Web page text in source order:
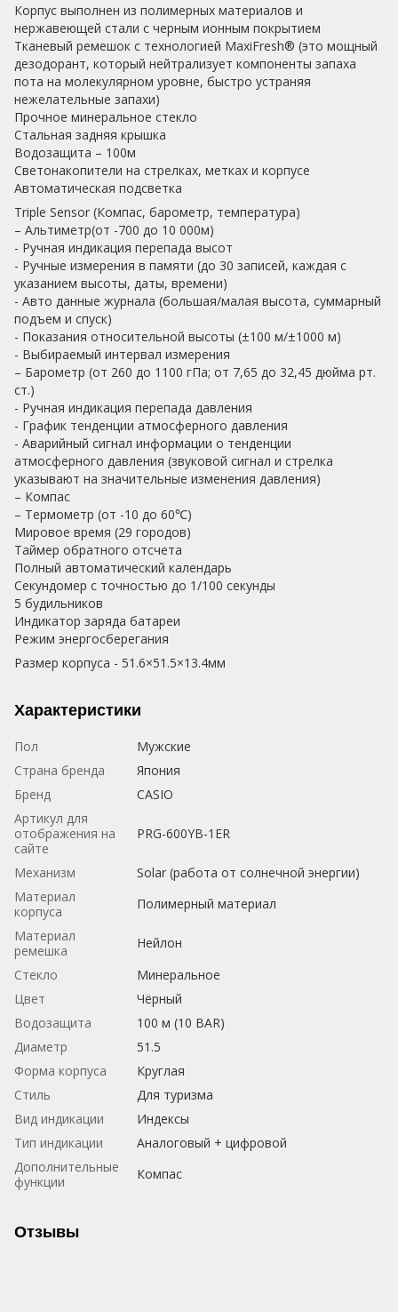
Корпус выполнен из полимерных материалов и
нержавеющей стали с черным ионным покрытием
Тканевый ремешок с технологией MaxiFresh® (это мощный
дезодорант, который нейтрализует компоненты запаха
пота на молекулярном уровне, быстро устраняя
нежелательные запахи)
Прочное минеральное стекло
Стальная задняя крышка
Водозащита – 100м
Светонакопители на стрелках, метках и корпусе
Автоматическая подсветка
Triple Sensor (Компас, барометр, температура)
– Альтиметр(от -700 до 10 000м)
- Ручная индикация перепада высот
- Ручные измерения в памяти (до 30 записей, каждая с
указанием высоты, даты, времени)
- Авто данные журнала (большая/малая высота, суммарный
подъем и спуск)
- Показания относительной высоты (±100 м/±1000 м)
- Выбираемый интервал измерения
– Барометр (от 260 до 1100 гПа; от 7,65 до 32,45 дюйма рт.
ст.)
- Ручная индикация перепада давления
- График тенденции атмосферного давления
- Аварийный сигнал информации о тенденции
атмосферного давления (звуковой сигнал и стрелка
указывают на значительные изменения давления)
– Компас
– Термометр (от -10 до 60℃)
Мировое время (29 городов)
Таймер обратного отсчета
Полный автоматический календарь
Секундомер с точностью до 1/100 секунды
5 будильников
Индикатор заряда батареи
Режим энергосберегания
Размер корпуса - 51.6×51.5×13.4мм
Характеристики
Пол
Мужские
Страна бренда
Япония
Бренд
CASIO
Артикул для
отображения на
сайте
PRG-600YB-1ER
Механизм
Solar (работа от солнечной энергии)
Материал
корпуса
Полимерный материал
Материал
ремешка
Нейлон
Стекло
Минеральное
Цвет
Чёрный
Водозащита
100 м (10 BAR)
Диаметр
51.5
Форма корпуса
Круглая
Стиль
Для туризма
Вид индикации
Индексы
Тип индикации
Аналоговый + цифровой
Дополнительные
функции
Компас
Отзывы